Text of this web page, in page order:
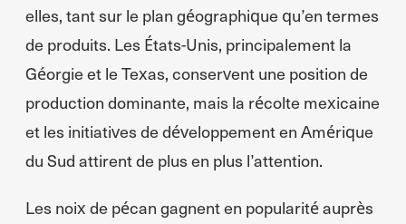
elles, tant sur le plan géographique qu’en termes
de produits. Les États-Unis, principalement la
Géorgie et le Texas, conservent une position de
production dominante, mais la récolte mexicaine
et les initiatives de développement en Amérique
du Sud attirent de plus en plus l’attention.
Les noix de pécan gagnent en popularité auprès